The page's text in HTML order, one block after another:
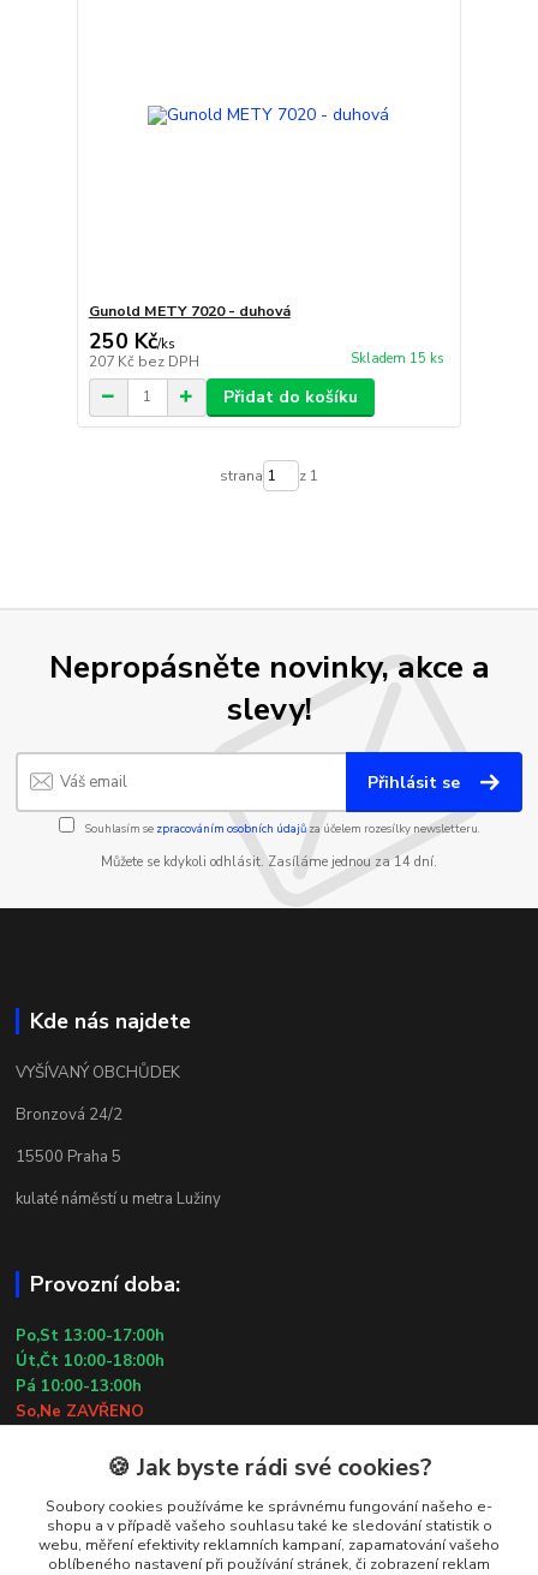
Gunold METY 7020 - duhová
250 Kč/ks
207 Kč bez DPH Skladem 15 ks
Přidat do košíku
strana z 1
Nepropásněte novinky, akce a
slevy!
Přihlásit se
Souhlasím se zpracováním osobních údajůza účelem rozesílky newsletteru.
Můžete se kdykoli odhlásit. Zasíláme jednou za 14 dní.
Kde nás najdete
VYŠÍVANÝ OBCHŮDEK
Bronzová 24/2
15500 Praha 5
kulaté náměstí u metra Lužiny
Provozní doba:
Po,St 13:00-17:00h
Út,Čt 10:00-18:00h
Pá 10:00-13:00h
So,Ne ZAVŘENO
Kontakty
Simona Kozová
🍪 Jak byste rádi své cookies?
Soubory cookies používáme ke správnému fungování našeho e-
shopu a v případě vašeho souhlasu také ke sledování statistik o
webu, měření efektivity reklamních kampaní, zapamatování vašeho
oblíbeného nastavení při používání stránek, či zobrazení reklam